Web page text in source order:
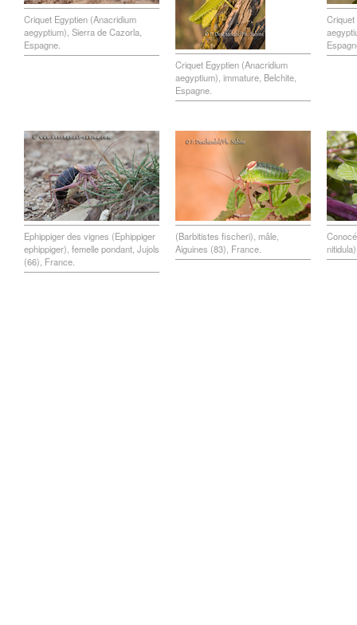
Criquet Egyptien (Anacridium
aegyptium), Sierra de Cazorla,
Espagne.
Criquet Egyptien (Anacridium
aegyptium), immature, Belchite,
Espagne.
Ephippiger des vignes (Ephippiger
ephippiger), femelle pondant, Jujols
(66), France.
(Barbitistes fischeri), mâle,
Aiguines (83), France.